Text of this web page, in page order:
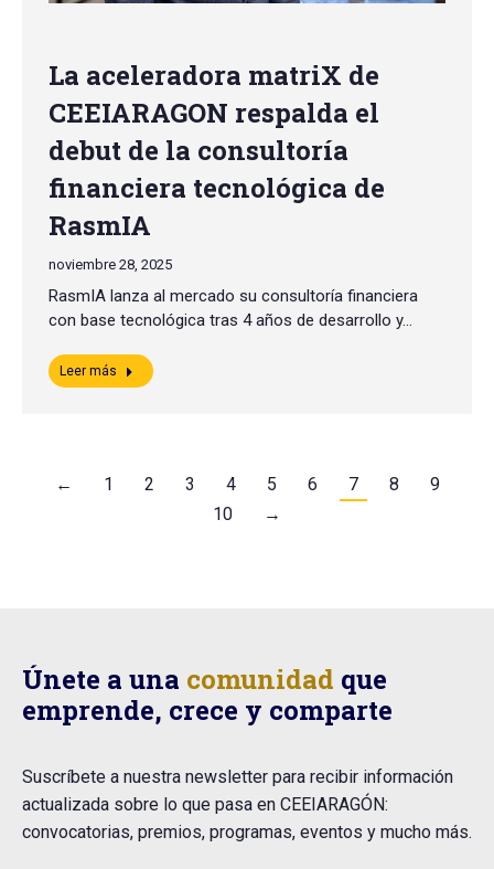
La aceleradora matriX de
CEEIARAGON respalda el
debut de la consultoría
financiera tecnológica de
RasmIA
noviembre 28, 2025
RasmIA lanza al mercado su consultoría financiera
con base tecnológica tras 4 años de desarrollo y…
Leer más
← 1 2 3 4 5 6 7 8
9
10
→
Únete a una comunidad que
emprende, crece y comparte
Suscríbete a nuestra newsletter para recibir información
actualizada sobre lo que pasa en CEEIARAGÓN:
convocatorias, premios, programas, eventos y mucho más.